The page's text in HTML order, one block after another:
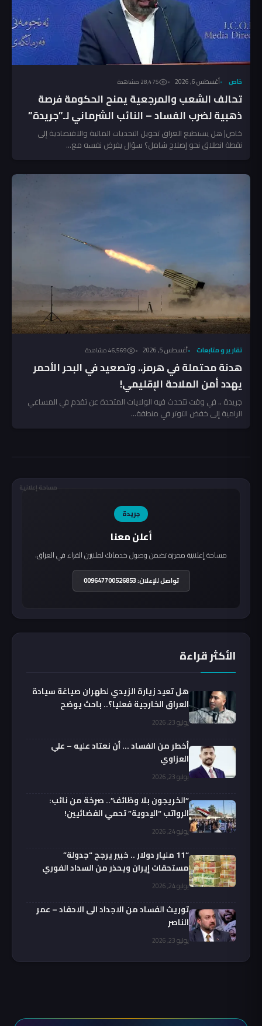
خاص أغسطس 6, 2026 28٬475 مشاهدة
تحالف الشعب والمرجعية يمنح الحكومة فرصة
ذهبية لضرب الفساد – النائب الشرماني لـ”جريدة”
خاص| هل يستطيع العراق تحويل التحديات المالية والاقتصادية إلى
نقطة انطلاق نحو إصلاح شامل؟ سؤال يفرض نفسه مع...
تقارير و متابعات أغسطس 5, 2026 46٬569 مشاهدة
هدنة محتملة في هرمز.. وتصعيد في البحر الأحمر
يهدد أمن الملاحة الإقليمي!
جريدة .. في وقت تتحدث فيه الولايات المتحدة عن تقدم في المساعي
الرامية إلى خفض التوتر في منطقة...
مساحة إعلانية
جريدة
أعلن معنا
مساحة إعلانية مميزة تضمن وصول خدماتك لملايين القراء في العراق.
تواصل للإعلان: 009647700526853
الأكثر قراءة
هل تعيد زيارة الزيدي لطهران صياغة سيادة
العراق الخارجية فعليا؟.. باحث يوضح
يوليو 23, 2026
أخطر من الفساد … أن نعتاد عليه – علي
العزاوي
يوليو 23, 2026
“الخريجون بلا وظائف”.. صرخة من نائب:
الرواتب “اليدوية” تحمي الفضائيين!
يوليو 24, 2026
“11 مليار دولار .. خبير يرجح “جدولة”
مستحقات إيران ويحذر من السداد الفوري
يوليو 24, 2026
توريث الفساد من الاجداد الى الاحفاد – عمر
الناصر
يوليو 23, 2026